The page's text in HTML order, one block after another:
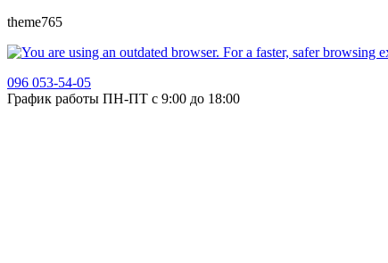
theme765
096 053-54-05
График работы ПН-ПТ с 9:00 до 18:00